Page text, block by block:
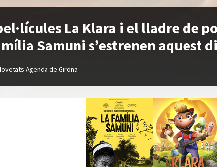
La Klara i el lladre de
Samuni s’estrenen aquest
Agenda de Girona